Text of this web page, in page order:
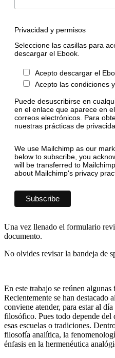
Privacidad y permisos
Seleccione las casillas para
descargar el Ebook.
Acepto descargar el
Acepto las condiciones
Puede desuscribirse en
en el enlace que aparece en
correos electrónicos. Para
nuestras prácticas de
We use Mailchimp as our
below to subscribe, you
will be transferred to
about Mailchimp's privacy
Una vez llenado el formulario
documento.
No olvides revisar la bandeja de
En este trabajo se reúnen
Recientemente se han destacado
conviene atender, para estar al
filosófico. Pues todo depende del
esas escuelas o tradiciones.
filosofía analítica, la
énfasis en la hermenéutica